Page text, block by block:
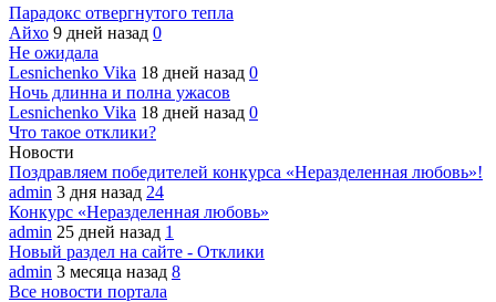
Парадокс отвергнутого тепла
Айхо 9 дней назад 0
Не ожидала
Lesnichenko Vika 18 дней назад 0
Ночь длинна и полна ужасов
Lesnichenko Vika 18 дней назад 0
Что такое отклики?
Новости
Поздравляем победителей конкурса «Неразделенная любовь»!
admin 3 дня назад 24
Конкурс «Неразделенная любовь»
admin 25 дней назад 1
Новый раздел на сайте - Отклики
admin 3 месяца назад 8
Все новости портала